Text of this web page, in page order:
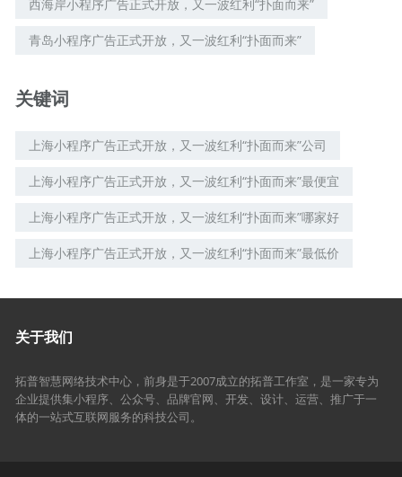
西海岸小程序广告正式开放，又一波红利“扑面而来”
青岛小程序广告正式开放，又一波红利“扑面而来”
关键词
上海小程序广告正式开放，又一波红利“扑面而来”公司
上海小程序广告正式开放，又一波红利“扑面而来”最便宜
上海小程序广告正式开放，又一波红利“扑面而来”哪家好
上海小程序广告正式开放，又一波红利“扑面而来”最低价
关于我们
拓普智慧网络技术中心，前身是于2007成立的拓普工作室，是一家专为
企业提供集小程序、公众号、品牌官网、开发、设计、运营、推广于一
体的一站式互联网服务的科技公司。